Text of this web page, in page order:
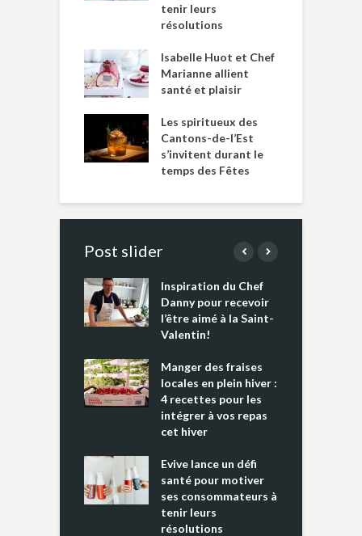
tenir leurs
résolutions
Isabelle Huot et Chef
Marianne allient
santé et plaisir
Les spiritueux des
Cantons-de-l’Est
s’invitent durant le
temps des Fêtes
Post slider
Inspiration du Chef
Danny pour recevoir
l’être aimé à la Saint-
Valentin!
Manger des fraises
locales en plein hiver :
4 recettes pour les
intégrer à vos repas
cet hiver
Evive lance un défi
santé pour motiver
ses consommateurs à
tenir leurs
résolutions